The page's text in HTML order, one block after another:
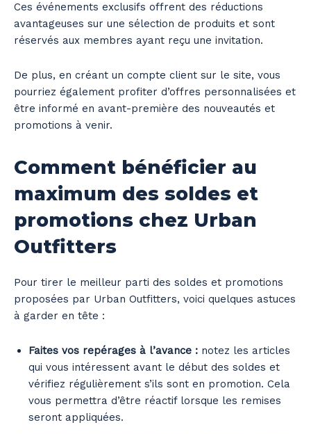
Ces événements exclusifs offrent des réductions
avantageuses sur une sélection de produits et sont
réservés aux membres ayant reçu une invitation.
De plus, en créant un compte client sur le site, vous
pourriez également profiter d’offres personnalisées et
être informé en avant-première des nouveautés et
promotions à venir.
Comment bénéficier au
maximum des soldes et
promotions chez Urban
Outfitters
Pour tirer le meilleur parti des soldes et promotions
proposées par Urban Outfitters, voici quelques astuces
à garder en tête :
Faites vos repérages à l’avance : notez les articles
qui vous intéressent avant le début des soldes et
vérifiez régulièrement s’ils sont en promotion. Cela
vous permettra d’être réactif lorsque les remises
seront appliquées.